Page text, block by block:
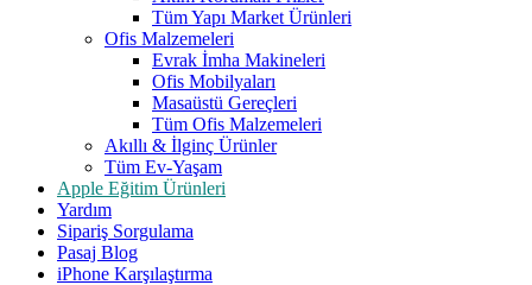
Tüm Yapı Market Ürünleri
Ofis Malzemeleri
Evrak İmha Makineleri
Ofis Mobilyaları
Masaüstü Gereçleri
Tüm Ofis Malzemeleri
Akıllı & İlginç Ürünler
Tüm Ev-Yaşam
Apple Eğitim Ürünleri
Yardım
Sipariş Sorgulama
Pasaj Blog
iPhone Karşılaştırma